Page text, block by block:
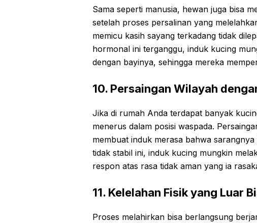
Sama seperti manusia, hewan juga bisa
setelah proses persalinan yang
memicu kasih sayang terkadang tidak
hormonal ini terganggu, induk kucing
dengan bayinya, sehingga mereka
10. Persaingan Wilayah
Jika di rumah Anda terdapat banyak
menerus dalam posisi waspada.
membuat induk merasa bahwa
tidak stabil ini, induk kucing mungkin
respon atas rasa tidak aman yang ia
11. Kelelahan Fisik yang Luar
Proses melahirkan bisa berlangsung